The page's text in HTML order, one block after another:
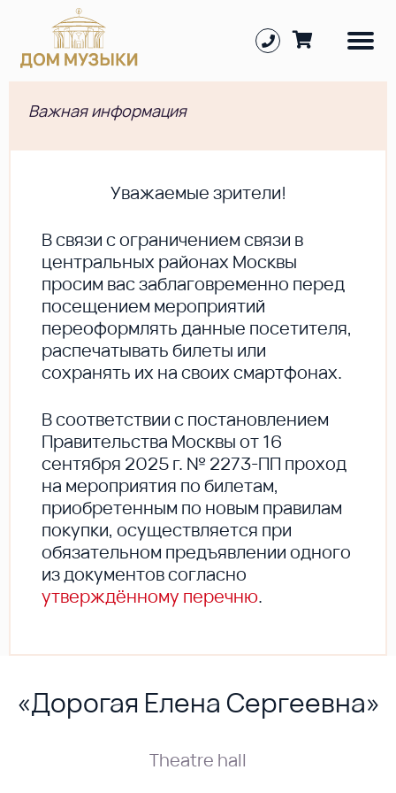
Важная информация
Уважаемые зрители!
В cвязи с ограничением связи в
центральных районах Москвы
просим вас заблаговременно перед
посещением мероприятий
переоформлять данные посетителя,
распечатывать билеты или
сохранять их на своих смартфонах.
В соответствии с постановлением
Правительства Москвы от 16
сентября 2025 г. № 2273-ПП проход
на мероприятия по билетам,
приобретенным по новым правилам
покупки, осуществляется при
обязательном предъявлении одного
из документов согласно
утверждённому перечню.
«Дорогая Елена Сергеевна»
Theatre hall